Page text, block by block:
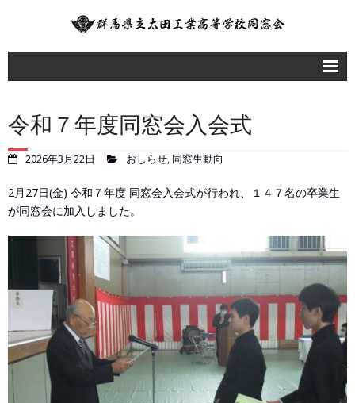
同窓会会報誌
同窓会について
ご意見・ご質問・お問い合わせ
令和７年度同窓会入会式
2026年3月22日 おしらせ, 同窓生動向
2月27日(金) 令和７年度 同窓会入会式が行われ、１４７名の卒業生
が同窓会に加入しました。